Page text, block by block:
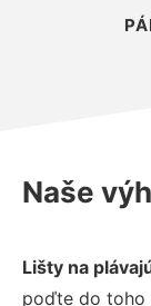
Naše
Lišty na
poďte do toho